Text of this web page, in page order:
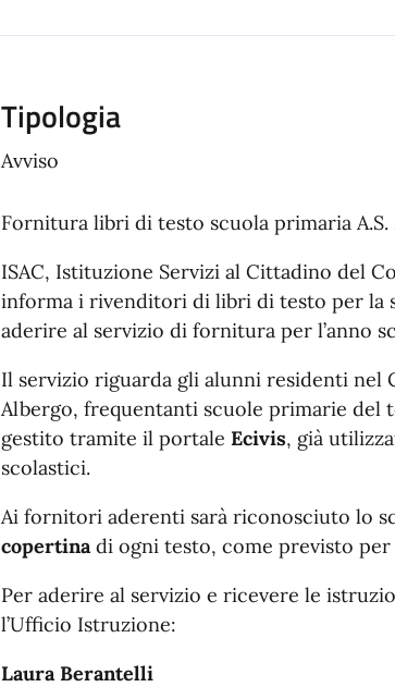
Tipologia
Avviso
Fornitura libri di testo scuola primaria
ISAC, Istituzione Servizi al Cittadino del
informa i rivenditori di libri di testo per la
aderire al servizio di fornitura per l’anno
Il servizio riguarda gli alunni residenti nel
Albergo, frequentanti scuole primarie
gestito tramite il portale Ecivis, già
scolastici.
Ai fornitori aderenti sarà riconosciuto lo
copertinadi ogni testo, come previsto
Per aderire al servizio e ricevere le
l’Ufficio Istruzione:
Laura Berantelli